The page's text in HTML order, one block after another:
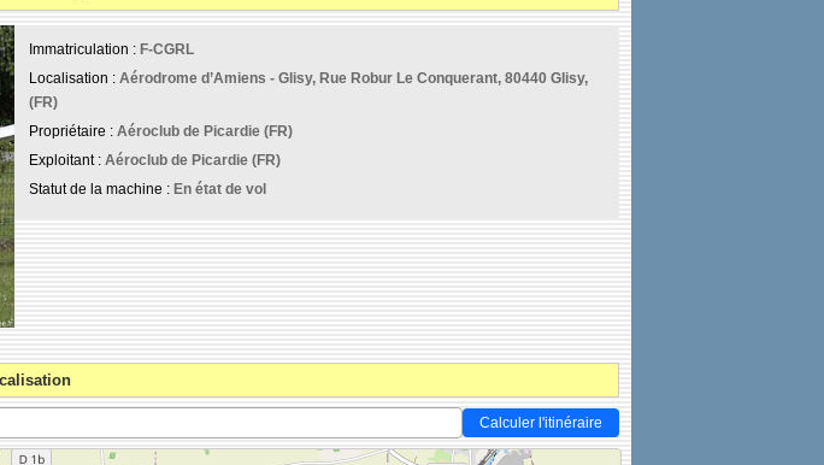
Immatriculation : F-CGRL
Localisation : Aérodrome d’Amiens - Glisy, Rue Robur Le Conquerant, 80440 Glisy,
(FR)
Propriétaire : Aéroclub de Picardie (FR)
Exploitant : Aéroclub de Picardie (FR)
Statut de la machine : En état de vol
Calculer l'itinéraire